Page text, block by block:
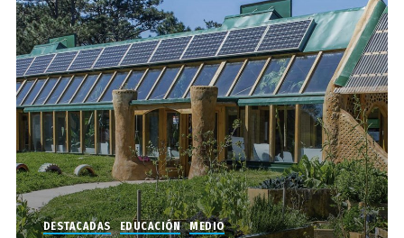
DESTACADAS EDUCACIÓN
MEDIO